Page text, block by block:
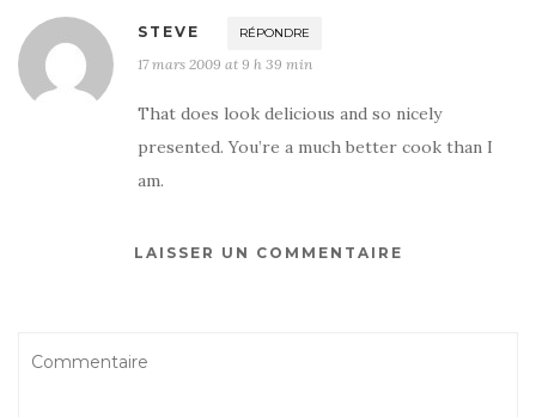
STEVE RÉPONDRE
17 mars 2009 at 9 h 39 min
That does look delicious and so nicely
presented. You’re a much better cook than I
am.
LAISSER UN COMMENTAIRE